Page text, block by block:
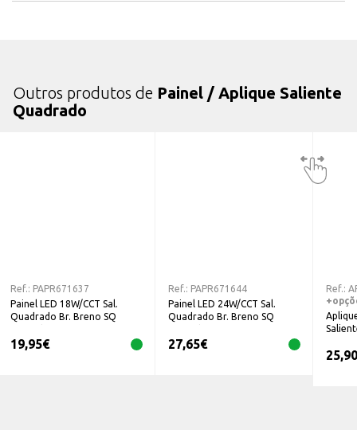
Outros produtos de Painel / Aplique Saliente
Quadrado
Ref.: PAPR671637
Painel LED 18W/CCT Sal.
Quadrado Br. Breno SQ
19,95€
Ref.: PAPR671644
Painel LED 24W/CCT Sal.
Quadrado Br. Breno SQ
27,65€
Ref.:
25,90